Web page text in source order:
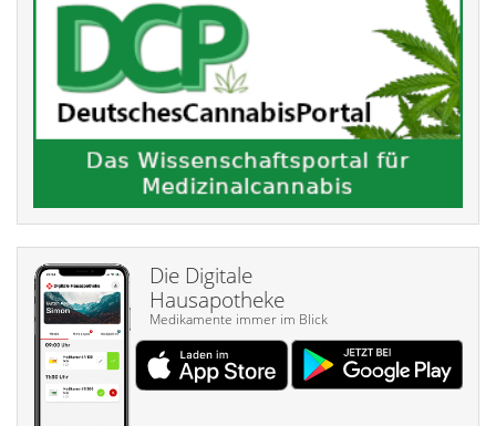
Die Digitale
Hausapotheke
Medikamente immer im Blick